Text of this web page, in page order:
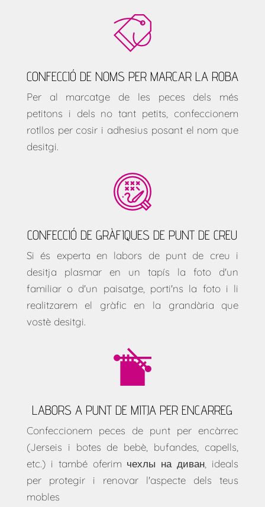
CONFECCIÓ DE NOMS PER MARCAR LA ROBA
Per al marcatge de les peces dels més
petitons i dels no tant petits, confeccionem
rotllos per cosir i adhesius posant el nom que
desitgi.
CONFECCIÓ DE GRÀFIQUES DE PUNT DE CREU
Si és experta en labors de punt de creu i
desitja plasmar en un tapís la foto d'un
familiar o d'un paisatge, porti'ns la foto i li
realitzarem el gràfic en la grandària que
vostè desitgi.
LABORS A PUNT DE MITJA PER ENCARREG
Confeccionem peces de punt per encàrrec
(Jerseis i botes de bebè, bufandes, capells,
etc.) i també oferim чехлы на диван, ideals
per protegir i renovar l'aspecte dels teus
mobles